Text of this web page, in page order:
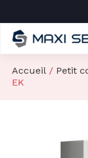
Nos produits
Nos marques
Services
Accueil / Petit
EK